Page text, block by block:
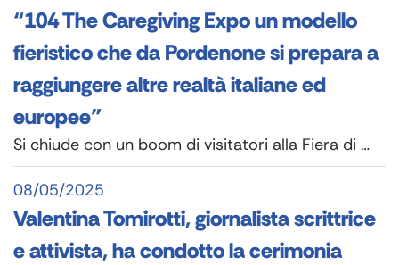
“104 The Caregiving Expo un modello
fieristico che da Pordenone si prepara a
raggiungere altre realtà italiane ed
europee”
Si chiude con un boom di visitatori alla Fiera di …
Valentina Tomirotti, giornalista scrittrice
e attivista, ha condotto la cerimonia
08/05/2025